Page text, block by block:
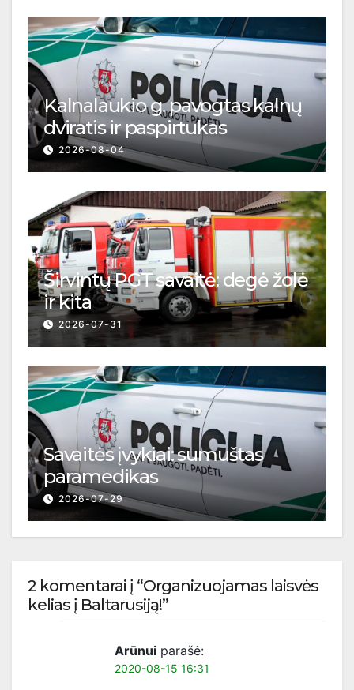
Kalnalaukio g. pavogtas kalnų
dviratis ir paspirtukas
2026-08-04
Širvintų PGT savaitė: degė žolė
ir kita
2026-07-31
Savaitės įvykiai: sumuštas
paramedikas
2026-07-29
2 komentarai į “Organizuojamas laisvės
kelias į Baltarusiją!”
Arūnui parašė:
2020-08-15 16:31